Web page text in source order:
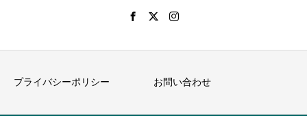
プライバシーポリシー お問い合わせ